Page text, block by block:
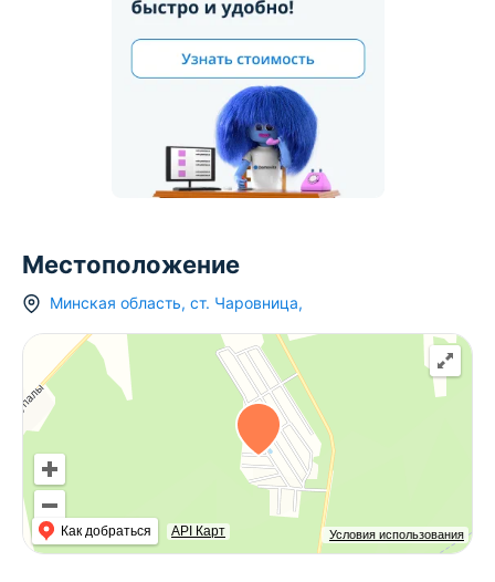
Местоположение
Минская область, ст. Чаровница,
Условия использования
Как добраться API Карт